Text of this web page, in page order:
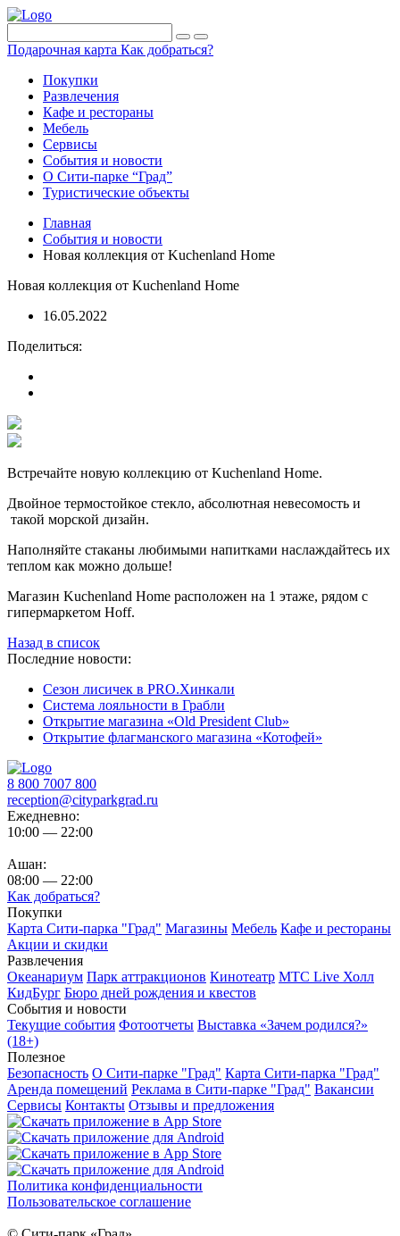
Подарочная карта Как добраться?
Покупки
Развлечения
Кафе и рестораны
Мебель
Сервисы
События и новости
О Сити-парке “Град”
Туристические объекты
Главная
События и новости
Новая коллекция от Kuchenland Home
Новая коллекция от Kuchenland Home
16.05.2022
Поделиться:
Встречайте новую коллекцию от Kuchenland Home.
Двойное термостойкое стекло, абсолютная невесомость и
такой морской дизайн.
Наполняйте стаканы любимыми напитками наслаждайтесь их
теплом как можно дольше!
Магазин Kuchenland Home расположен на 1 этаже, рядом с
гипермаркетом Hoff.
Назад в список
Последние новости:
Сезон лисичек в PRO.Хинкали
Система лояльности в Грабли
Открытие магазина «Old President Club»
Открытие флагманского магазина «Котофей»
8 800 7007 800
reception@cityparkgrad.ru
Ежедневно:
10:00 — 22:00
Ашан:
08:00 — 22:00
Как добраться?
Покупки
Карта Сити-парка "Град" Магазины Мебель Кафе и рестораны
Акции и скидки
Развлечения
Океанариум Парк аттракционов Кинотеатр МТС Live Холл
КидБург Бюро дней рождения и квестов
События и новости
Текущие события Фотоотчеты Выставка «Зачем родился?»
(18+)
Полезное
Безопасность О Сити-парке "Град" Карта Сити-парка "Град"
Аренда помещений Реклама в Сити-парке "Град" Вакансии
Сервисы Контакты Отзывы и предложения
Политика конфиденциальности
Пользовательское соглашение